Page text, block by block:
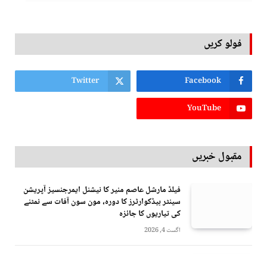
فولو کریں
Facebook
Twitter
YouTube
مقبول خبریں
فیلڈ مارشل عاصم منیر کا نیشنل ایمرجنسیز آپریشن
سینٹر ہیڈکوارٹرز کا دورہ، مون سون آفات سے نمٹنے
کی تیاریوں کا جائزہ
اگست 4, 2026